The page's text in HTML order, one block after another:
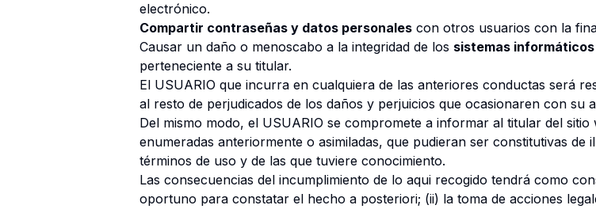
electrónico.
Compartir contraseñas y datos personales con otros usuarios con la
Causar un daño o menoscabo a la integridad de los sistemas
perteneciente a su titular.
El USUARIO que incurra en cualquiera de las anteriores conductas será
al resto de perjudicados de los daños y perjuicios que ocasionaren con su
Del mismo modo, el USUARIO se compromete a informar al titular del
enumeradas anteriormente o asimiladas, que pudieran ser constitutivas
términos de uso y de las que tuviere conocimiento.
Las consecuencias del incumplimiento de lo aqui recogido tendrá como
oportuno para constatar el hecho a posteriori; (ii) la toma de acciones